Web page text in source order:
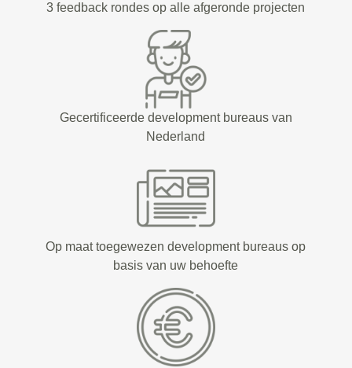
3 feedback rondes op alle afgeronde projecten
Gecertificeerde development bureaus van
Nederland
Op maat toegewezen development bureaus op
basis van uw behoefte